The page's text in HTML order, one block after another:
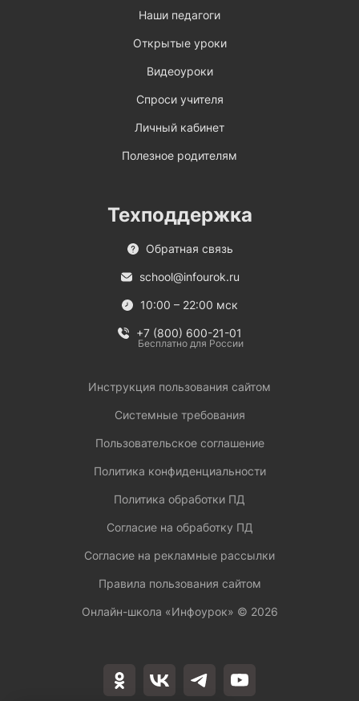
Наши педагоги
Открытые уроки
Видеоуроки
Спроси учителя
Личный кабинет
Полезное родителям
Техподдержка
Обратная связь
school@infourok.ru
10:00 – 22:00 мск
+7 (800) 600-21-01
Бесплатно для России
Инструкция пользования сайтом
Системные требования
Пользовательское соглашение
Политика конфиденциальности
Политика обработки ПД
Согласие на обработку ПД
Согласие на рекламные рассылки
Правила пользования сайтом
Онлайн-школа «Инфоурок» © 2026